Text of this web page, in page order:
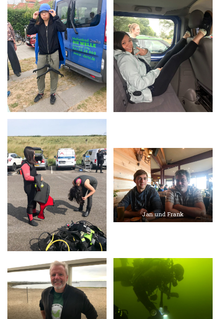
Jan und Frank